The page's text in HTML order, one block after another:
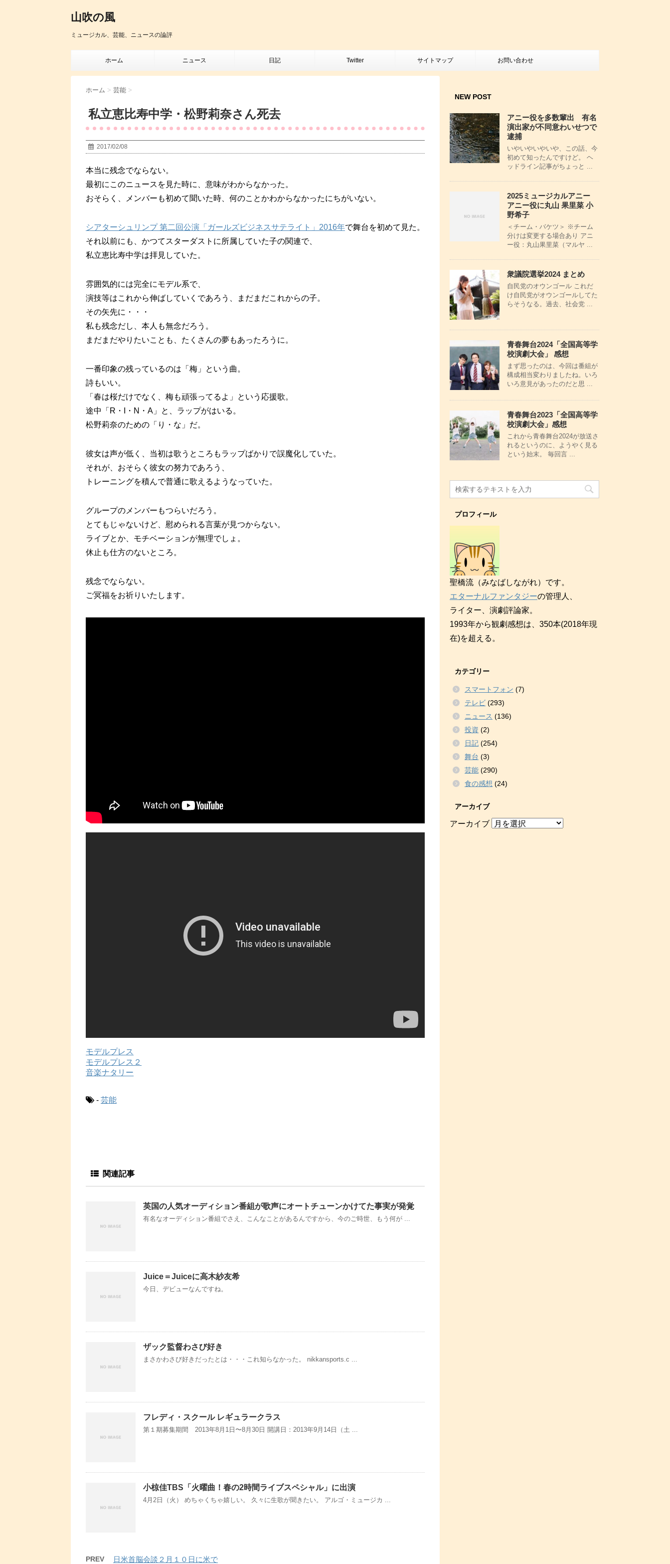
山吹の風
ミュージカル、芸能、ニュースの論評
ホーム ニュース 日記 Twitter サイトマップ お問い合わせ
ホーム > 芸能 >
私立恵比寿中学・松野莉奈さん死去
2017/02/08
本当に残念でならない。
最初にこのニュースを見た時に、意味がわからなかった。
おそらく、メンバーも初めて聞いた時、何のことかわからなかったにちがいない。
シアターシュリンプ 第二回公演「ガールズビジネスサテライト」2016年で舞台を初めて見た。
それ以前にも、かつてスターダストに所属していた子の関連で、
私立恵比寿中学は拝見していた。
雰囲気的には完全にモデル系で、
演技等はこれから伸ばしていくであろう、まだまだこれからの子。
その矢先に・・・
私も残念だし、本人も無念だろう。
まだまだやりたいことも、たくさんの夢もあったろうに。
一番印象の残っているのは「梅」という曲。
詩もいい。
「春は桜だけでなく、梅も頑張ってるよ」という応援歌。
途中「R・I・N・A」と、ラップがはいる。
松野莉奈のための「り・な」だ。
彼女は声が低く、当初は歌うところもラップばかりで誤魔化していた。
それが、おそらく彼女の努力であろう、
トレーニングを積んで普通に歌えるようなっていた。
グループのメンバーもつらいだろう。
とてもじゃないけど、慰められる言葉が見つからない。
ライブとか、モチベーションが無理でしょ。
休止も仕方のないところ。
残念でならない。
ご冥福をお祈りいたします。
モデルプレス
モデルプレス２
音楽ナタリー
- 芸能
関連記事
英国の人気オーディション番組が歌声にオートチューンかけてた事実が発覚
有名なオーディション番組でさえ、こんなことがあるんですから、今のご時世、もう何が ...
Juice＝Juiceに高木紗友希
今日、デビューなんですね。
ザック監督わさび好き
まさかわさび好きだったとは・・・これ知らなかった。 nikkansports.c ...
フレディ・スクール レギュラークラス
第１期募集期間 2013年8月1日〜8月30日 開講日：2013年9月14日（土 ...
小椋佳TBS「火曜曲！春の2時間ライブスペシャル」に出演
4月2日（火） めちゃくちゃ嬉しい。 久々に生歌が聞きたい。 アルゴ・ミュージカ ...
PREV 日米首脳会談２月１０日に米で
NEW POST
アニー役を多数輩出 有名
演出家が不同意わいせつで
逮捕
いやいやいやいや、この話、今
初めて知ったんですけど。 ヘ
ッドライン記事がちょっと ...
2025ミュージカルアニー
アニー役に丸山 果里菜 小
野希子
＜チーム・バケツ＞ ※チーム
分けは変更する場合あり アニ
ー役：丸山果里菜（マルヤ ...
衆議院選挙2024 まとめ
自民党のオウンゴール これだ
け自民党がオウンゴールしてた
らそうなる。過去、社会党 ...
青春舞台2024「全国高等学
校演劇大会」 感想
まず思ったのは、今回は番組が
構成相当変わりましたね。いろ
いろ意見があったのだと思 ...
青春舞台2023「全国高等学
校演劇大会」感想
これから青春舞台2024が放送さ
れるというのに、ようやく見る
という始末。 毎回言 ...
プロフィール
聖橋流（みなばしながれ）です。
エターナルファンタジーの管理人、
ライター、演劇評論家。
1993年から観劇感想は、350本(2018年現
在)を超える。
カテゴリー
スマートフォン (7)
テレビ (293)
ニュース (136)
投資 (2)
日記 (254)
舞台 (3)
芸能 (290)
食の感想 (24)
アーカイブ
アーカイブ